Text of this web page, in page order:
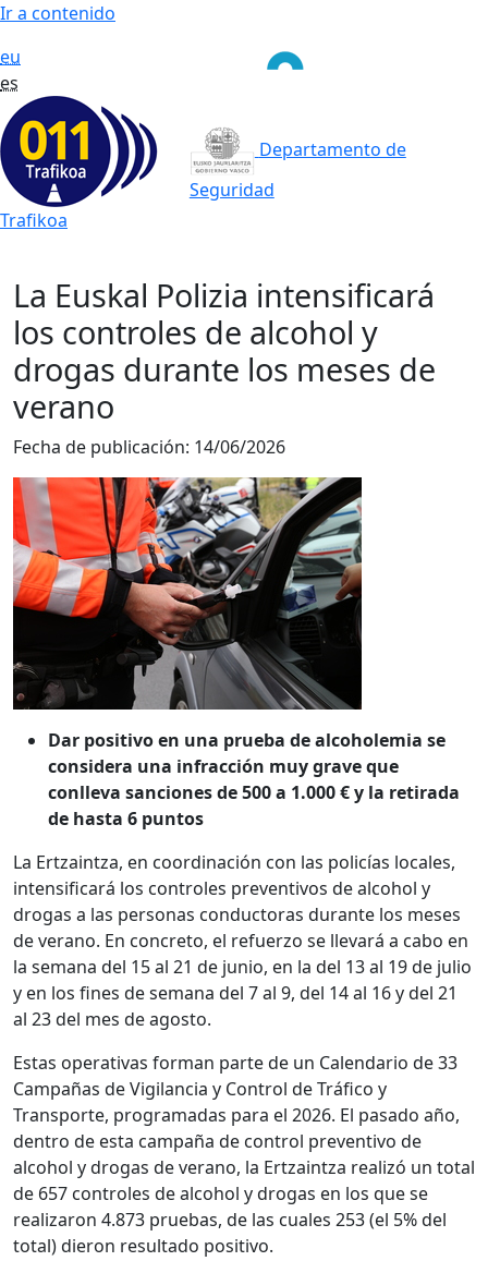
Ir a contenido
eu
es
Trafikoa
Departamento de
Seguridad
La Euskal Polizia intensificará
los controles de alcohol y
drogas durante los meses de
verano
Fecha de publicación: 14/06/2026
Dar positivo en una prueba de alcoholemia se
considera una infracción muy grave que
conlleva sanciones de 500 a 1.000 € y la retirada
de hasta 6 puntos
La Ertzaintza, en coordinación con las policías locales,
intensificará los controles preventivos de alcohol y
drogas a las personas conductoras durante los meses
de verano. En concreto, el refuerzo se llevará a cabo en
la semana del 15 al 21 de junio, en la del 13 al 19 de julio
y en los fines de semana del 7 al 9, del 14 al 16 y del 21
al 23 del mes de agosto.
Estas operativas forman parte de un Calendario de 33
Campañas de Vigilancia y Control de Tráfico y
Transporte, programadas para el 2026. El pasado año,
dentro de esta campaña de control preventivo de
alcohol y drogas de verano, la Ertzaintza realizó un total
de 657 controles de alcohol y drogas en los que se
realizaron 4.873 pruebas, de las cuales 253 (el 5% del
total) dieron resultado positivo.